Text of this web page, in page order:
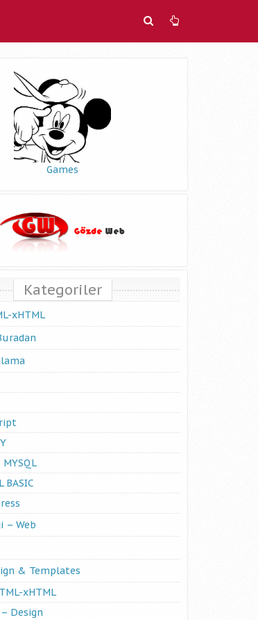
Games
Kategoriler
xHTML
MYSQL
BASIC
– Web
& Templates
xHTML
Design